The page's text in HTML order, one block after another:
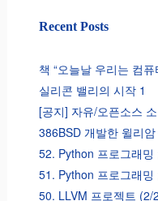
Recent Posts
책 “오늘날 우리는 컴
실리콘 밸리의 시작 1
[공지] 자유/오픈소스
386BSD 개발한 윌리
52. Python 프로그래밍
51. Python 프로그래밍
50. LLVM 프로젝트 (2/